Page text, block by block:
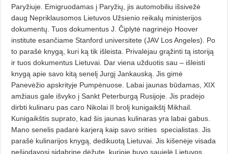
Paryžiuje. Emigruodamas į Paryžių, jis automobiliu išsivežė
daug Nepriklausomos Lietuvos Užsienio reikalų ministerijos
dokumentų. Tuos dokumentus J. Čiplytė nagrinėjo Hoover
institute esančiame Stanford universitete (JAV Los Angeles). Po
to parašė knygą, kuri ką tik išleista. Privalėjau grąžinti tą istoriją
ir tuos dokumentus Lietuvai. Dar viena užduotis sau – išleisti
knygą apie savo kitą senelį Jurgį Jankauską. Jis gimė
Panevėžio apskrityje Pumpėnuose. Labai jaunas būdamas, XIX
amžiaus gale išvyko į Sankt Peterburgą Rusijoje. Jis pradėjo
dirbti kulinaru pas caro Nikolai II brolį kunigaikštį Mikhail.
Kunigaikštis suprato, kad šis jaunas kulinaras yra labai gabus.
Mano senelis padarė karjerą kaip savo srities specialistas. Jis
parašė kulinarijos knygą, dedikuotą Lietuvai. Jis kišenėje visada
nešiodavosi sidabrinę dėžutę, kurioje buvo saujelė Lietuvos